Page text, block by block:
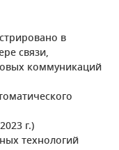
в
связи,
коммуникаций
г.)
технологий